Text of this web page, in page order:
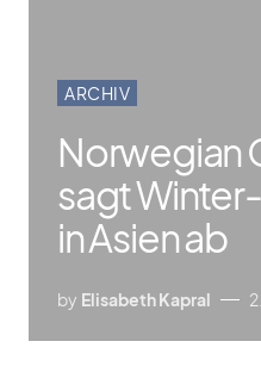
ARCHIV
Norwegian
sagt
in Asien ab
by Elisabeth Kapral